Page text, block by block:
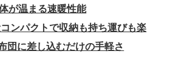
が温まる速暖性能
ンパクトで収納も持ち運びも楽
団に差し込むだけの手軽さ